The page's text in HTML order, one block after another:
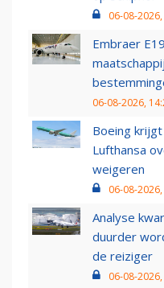
06-08-
Embraer
06-08-2026,
Boeing
Lufthansa
weigeren
06-08-
Analyse
duurder
de reiziger
06-08-